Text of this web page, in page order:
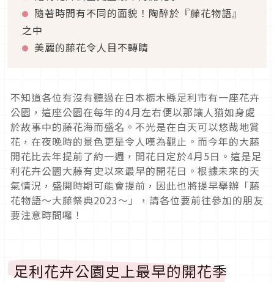
隨著時間有不同的面貌！陶醉於『藤花物語』
之中
美麗的藤花令人目不轉睛
不知道各位有沒有聽過在日本栃木縣足利市有一座花卉
公園，這座公園在每年的4月左右便以那讓人猶如身處
於故事中的藤花海而盛名。不光是在白天可以悠哉地賞
花，在夜晚時的景色更是令人嘆為觀止。而今年的大藤
開花比去年提前了約一週，開花日定於4月5日。這是足
利花卉公園大藤有史以來最早的開花日。根據未來的天
氣情況，盛開時期可能會提前，因此也將提早舉辦「藤
花物語～大藤祭典2023～」，請各位要前往參加的朋友
要注意時間囉！
足利花卉公園史上最早的開花季